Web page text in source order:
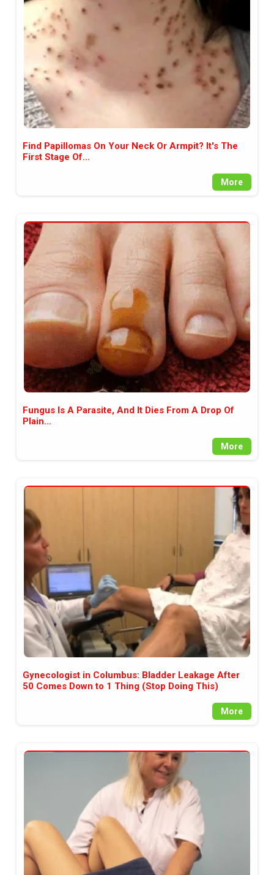
аудитория, затова държим на
прозрачност и коректност от
наша страна. Поднасяме ви
новините такива, каквито са. В
пълния си потенциал.
Find Papillomas On Your Neck Or Armpit? It's The
First Stage Of...
More
Fungus Is A Parasite, And It Dies From A Drop Of
Plain...
More
Gynecologist in Columbus: Bladder Leakage After
50 Comes Down to 1 Thing (Stop Doing This)
More